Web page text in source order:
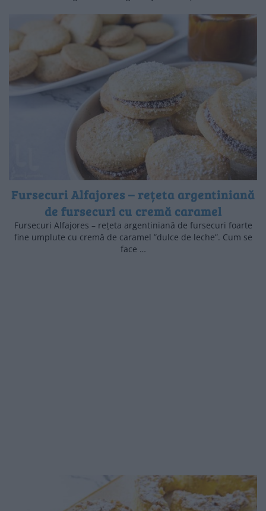
Fursecuri Alfajores – rețeta argentiniană
de fursecuri cu cremă caramel
Fursecuri Alfajores – rețeta argentiniană de fursecuri foarte
fine umplute cu cremă de caramel ”dulce de leche”. Cum se
face …